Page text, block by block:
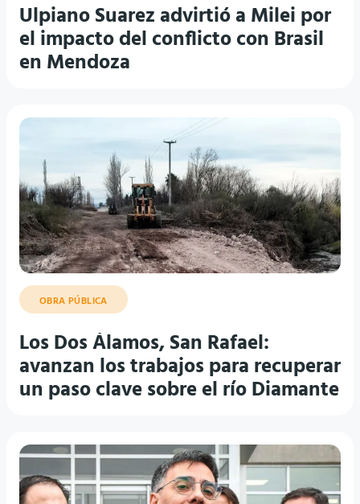
Ulpiano Suarez advirtió a Milei por
el impacto del conflicto con Brasil
en Mendoza
OBRA PÚBLICA
Los Dos Álamos, San Rafael:
avanzan los trabajos para recuperar
un paso clave sobre el río Diamante